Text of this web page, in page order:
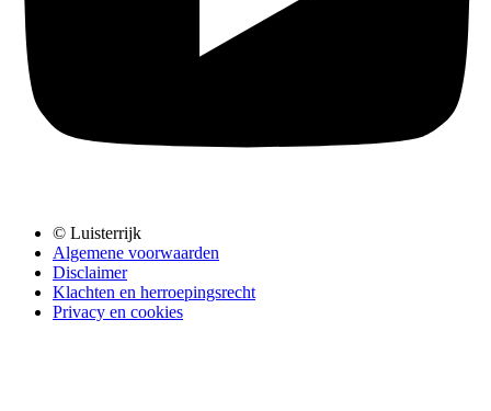
© Luisterrijk
Algemene voorwaarden
Disclaimer
Klachten en herroepingsrecht
Privacy en cookies